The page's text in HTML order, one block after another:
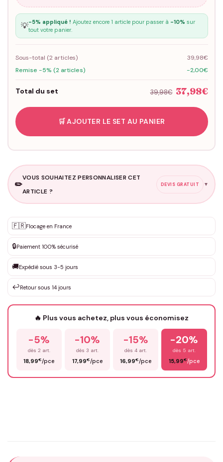
💡-5% appliqué ! Ajoutez encore 1 article pour passer à -10% sur
tout votre panier.
Sous-total (2articles)
39,98€
Remise -5% (2 articles)
-2,00€
Total du set 39,98€ 37,98€
🛒 AJOUTER LE SET AU PANIER
✏️
VOUS SOUHAITEZ PERSONNALISER CET
ARTICLE ?
DEVIS GRATUIT ▼
✨ Personnalisation sur mesure
DEVIS GRATUIT · Personnalisation de 3 à 10€ selon la demande
Que souhaitez-vous ?*
Votre texte / idée*
Prénom*
🇫🇷Flocage en France
🔒Paiement 100% sécurisé
🚚Expédié sous 3-5 jours
↩️Retour sous 14 jours
🔥 Plus vous achetez, plus vous économisez
-5%
dès 2 art.
18,99€/pce
-10%
dès 3 art.
17,99€/pce
-15%
dès 4 art.
16,99€/pce
-20%
dès 5 art.
15,99€/pce